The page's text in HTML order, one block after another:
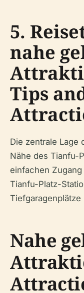
5.
nahe
Tips
Die zentrale Lage
Nähe des Tianfu-
einfachen
Tianfu-Platz-
Nahe